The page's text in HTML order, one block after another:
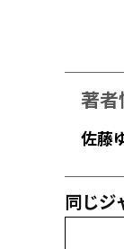
著者
佐藤
同じジ